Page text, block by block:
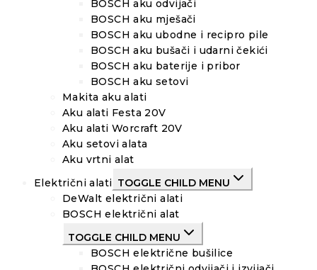
BOSCH aku odvijači
BOSCH aku mješači
BOSCH aku ubodne i recipro pile
BOSCH aku bušači i udarni čekići
BOSCH aku baterije i pribor
BOSCH aku setovi
Makita aku alati
Aku alati Festa 20V
Aku alati Worcraft 20V
Aku setovi alata
Aku vrtni alat
Električni alati TOGGLE CHILD MENU
DeWalt električni alati
BOSCH električni alat
TOGGLE CHILD MENU
BOSCH električne bušilice